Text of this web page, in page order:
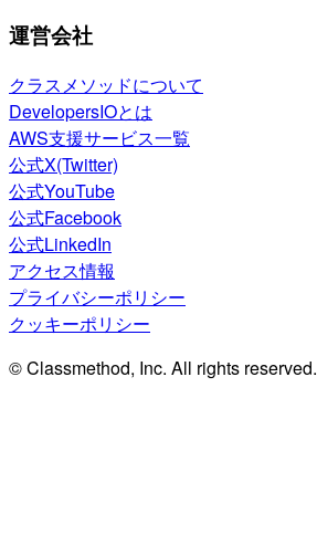
運営会社
クラスメソッドについて
DevelopersIOとは
AWS支援サービス一覧
公式X(Twitter)
公式YouTube
公式Facebook
公式LinkedIn
アクセス情報
プライバシーポリシー
クッキーポリシー
© Classmethod, Inc. All rights reserved.